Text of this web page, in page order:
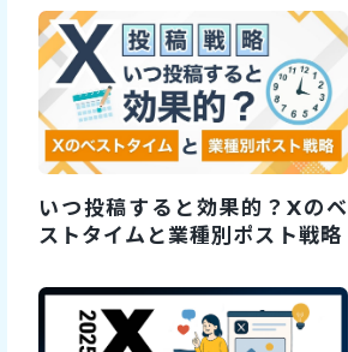
いつ投稿すると効果的？Xのベ
ストタイムと業種別ポスト戦略